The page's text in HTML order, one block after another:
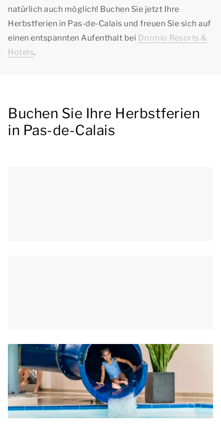
natürlich auch möglich! Buchen Sie jetzt Ihre
Herbstferien in Pas-de-Calais und freuen Sie sich auf
einen entspannten Aufenthalt bei Dormio Resorts &
Hotels.
Buchen Sie Ihre Herbstferien
in Pas-de-Calais